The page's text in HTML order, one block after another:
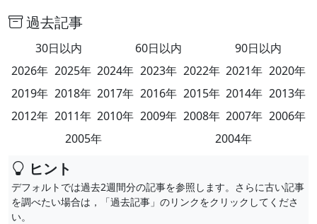
過去記事
30日以内 60日以内
90日以内
2026年 2025年 2024年 2023年 2022年 2021年 2020年
2019年 2018年 2017年 2016年 2015年 2014年 2013年
2012年 2011年 2010年 2009年 2008年 2007年 2006年
2005年
2004年
ヒント
デフォルトでは過去2週間分の記事を参照します。さらに古い記事
を調べたい場合は，「過去記事」のリンクをクリックしてくださ
い。